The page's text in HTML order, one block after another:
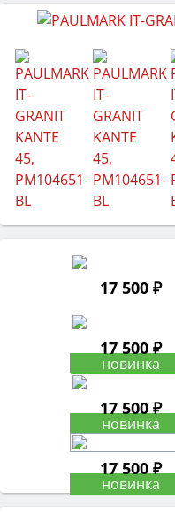
17 500 ₽
17 500 ₽
17 500 ₽
17 500 ₽